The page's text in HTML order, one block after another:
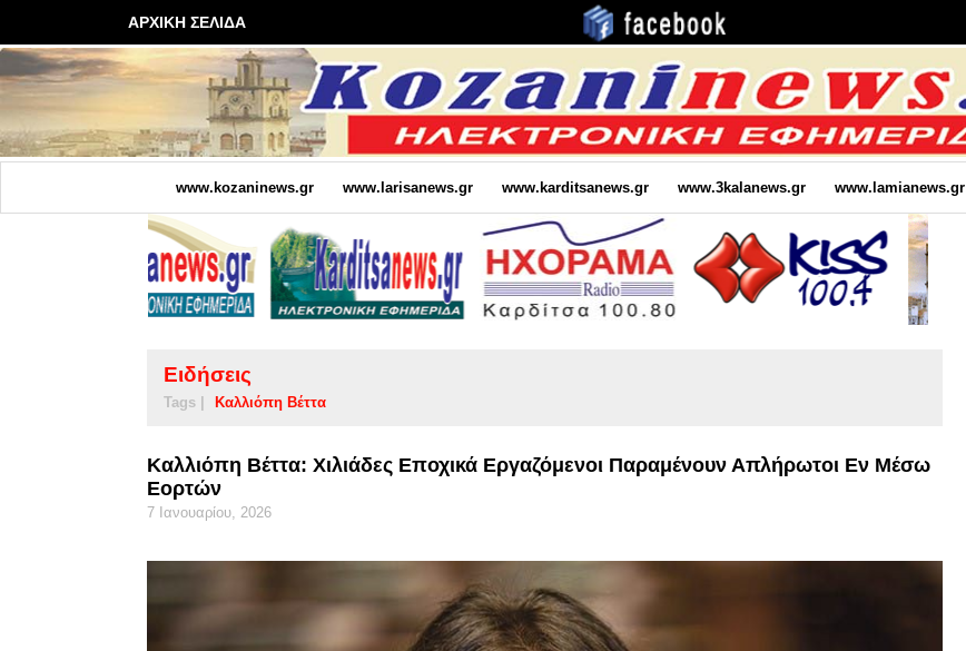
ΑΡΧΙΚΗ ΣΕΛΙΔΑ
www.kozaninews.gr www.larisanews.gr www.karditsanews.gr www.3kalanews.gr www.lamianews.gr
Ειδήσεις
Tags | Καλλιόπη Βέττα
Καλλιόπη Βέττα: Χιλιάδες Εποχικά Εργαζόμενοι Παραμένουν Απλήρωτοι Εν Μέσω
Εορτών
7 Ιανουαρίου, 2026